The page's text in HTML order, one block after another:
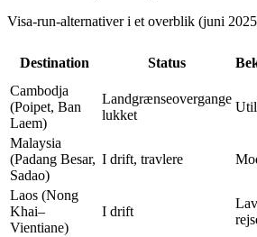
Visa-run-alternativer i et overblik (juni
Destination Status
Cambodja
(Poipet, Ban
Laem)
Landgrænseovergange
lukket
Malaysia
(Padang Besar,
Sadao)
I drift, travlere
Laos (Nong
Khai–
Vientiane)
I drift